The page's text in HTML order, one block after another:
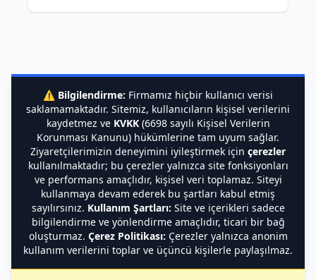
⚠️ Bilgilendirme: Firmamız hiçbir kullanıcı verisi
saklamamaktadır. Sitemiz, kullanıcıların kişisel verilerini
kaydetmez ve KVKK(6698 sayılı Kişisel Verilerin
Korunması Kanunu) hükümlerine tam uyum sağlar.
Ziyaretçilerimizin deneyimini iyileştirmek için çerezler
kullanılmaktadır; bu çerezler yalnızca site fonksiyonları
ve performans amaçlıdır, kişisel veri toplamaz. Siteyi
kullanmaya devam ederek bu şartları kabul etmiş
sayılırsınız. Kullanım Şartları: Site ve içerikleri sadece
bilgilendirme ve yönlendirme amaçlıdır, ticari bir bağ
oluşturmaz. Çerez Politikası: Çerezler yalnızca anonim
kullanım verilerini toplar ve üçüncü kişilerle paylaşılmaz.